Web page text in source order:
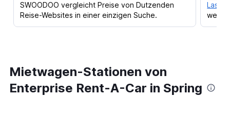
SWOODOO vergleicht Preise von Dutzenden
Reise-Websites in einer einzigen Suche.
Lass
Mietwagen-Stationen von
Enterprise Rent-A-Car in Spring